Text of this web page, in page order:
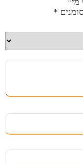
מי”
*